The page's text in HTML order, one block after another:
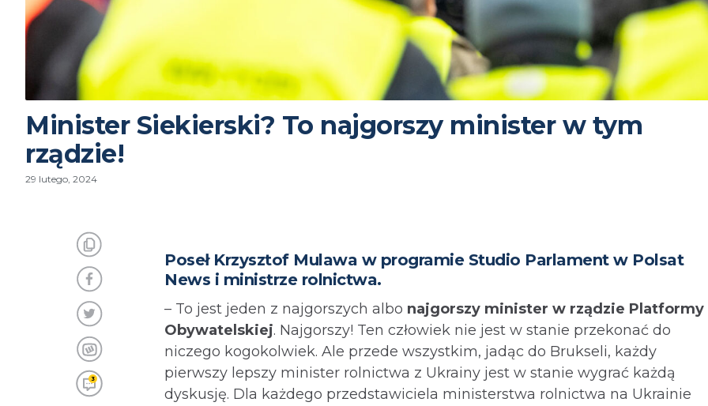
Minister Siekierski? To najgorszy minister w tym
rządzie!
29 lutego, 2024
3
Poseł Krzysztof Mulawa w programie Studio Parlament w Polsat
News i ministrze rolnictwa.
– To jest jeden z najgorszych albo najgorszy minister w rządzie Platformy
Obywatelskiej. Najgorszy! Ten człowiek nie jest w stanie przekonać do
niczego kogokolwiek. Ale przede wszystkim, jadąc do Brukseli, każdy
pierwszy lepszy minister rolnictwa z Ukrainy jest w stanie wygrać każdą
dyskusję. Dla każdego przedstawiciela ministerstwa rolnictwa na Ukrainie